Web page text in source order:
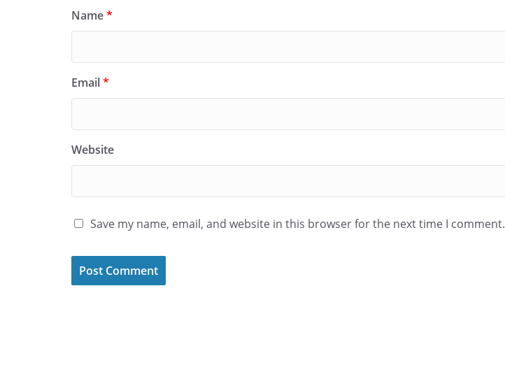
Name*
Email*
Website
Save my name, email, and website in this browser for the next time I comment.